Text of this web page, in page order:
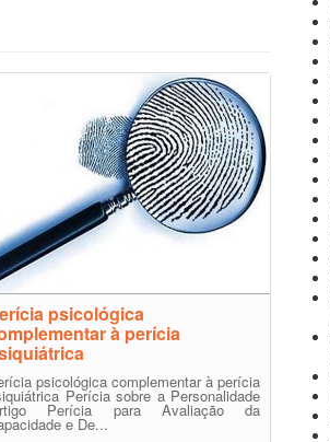
psicológica
à perícia
psicológica complementar à perícia
Perícia sobre a Personalidade
Perícia para Avaliação da
e De...